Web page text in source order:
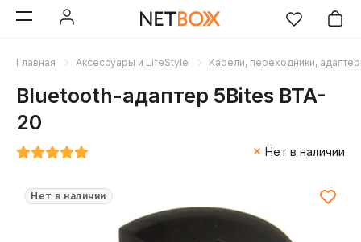
Главная Аксессуары и LifeStyle Кабели, переходники,
Bluetooth-адаптер 5Bites BTA-
20
Нет в наличии
Нет в наличии